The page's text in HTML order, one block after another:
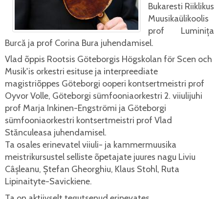
Bukaresti Riiklikus
Muusikaülikoolis
prof Luminița
Burcă ja prof Corina Bura juhendamisel.
Vlad õppis Rootsis Göteborgis Högskolan för Scen och
Musik'is orkestri esituse ja interpreediate
magistriõppes Göteborgi ooperi kontsertmeistri prof
Oyvor Volle, Göteborgi sümfooniaorkestri 2. viiulijuhi
prof Marja Inkinen-Engströmi ja Göteborgi
sümfooniaorkestri kontsertmeistri prof Vlad
Stănculeasa juhendamisel.
Ta osales erinevatel viiuli- ja kammermuusika
meistrikursustel selliste õpetajate juures nagu Liviu
Câșleanu, Ștefan Gheorghiu, Klaus Stohl, Ruta
Lipinaityte-Savickiene.